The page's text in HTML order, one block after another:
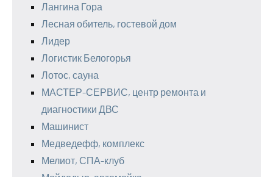
Лангина Гора
Лесная обитель, гостевой дом
Лидер
Логистик Белогорья
Лотос, сауна
МАСТЕР-СЕРВИС, центр ремонта и
диагностики ДВС
Машинист
Медведефф, комплекс
Мелиот, СПА-клуб